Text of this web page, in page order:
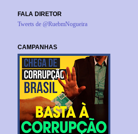
FALA DIRETOR
Tweets de @RuebmNogueira
CAMPANHAS